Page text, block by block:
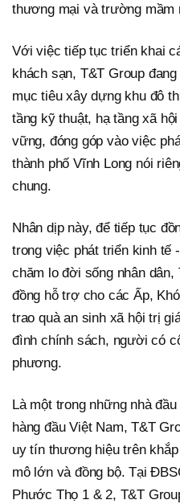
thương mại và trường mầm
Với việc tiếp tục triển khai
khách sạn, T&T Group
mục tiêu xây dựng khu đô
tầng kỹ thuật, hạ tầng xã
vững, đóng góp vào việc
thành phố Vĩnh Long nói
chung.
Nhân dịp này, để tiếp tục
trong việc phát triển kinh tế
chăm lo đời sống nhân
đồng hỗ trợ cho các Ấp,
trao quà an sinh xã hội trị
đình chính sách, người có
phương.
Là một trong những nhà
hàng đầu Việt Nam, T&T
uy tín thương hiệu trên
mô lớn và đồng bộ. Tại
Phước Thọ 1 & 2, T&T